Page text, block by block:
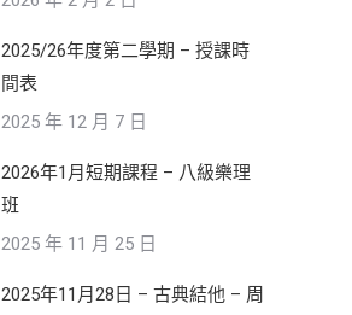
2025/26年度第二學期 – 授課時
間表
2025 年 12 月 7 日
2026年1月短期課程 – 八級樂理
班
2025 年 11 月 25 日
2025年11月28日 – 古典結他 – 周